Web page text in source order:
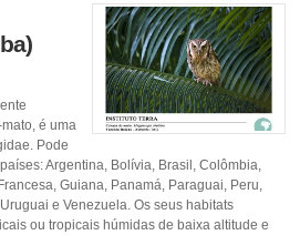
é uma
Pode
Argentina, Bolívia, Brasil, Colômbia,
Guiana, Panamá, Paraguai, Peru,
e Venezuela. Os seus habitats
ou tropicais húmidas de baixa altitude e